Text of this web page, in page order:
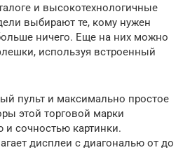
и высокотехнологичные
выбирают те, кому нужен
ничего. Еще на них можно
используя встроенный
пульт и максимально простое
этой торговой марки
и сочностью картинки.
дисплеи с диагональю от до